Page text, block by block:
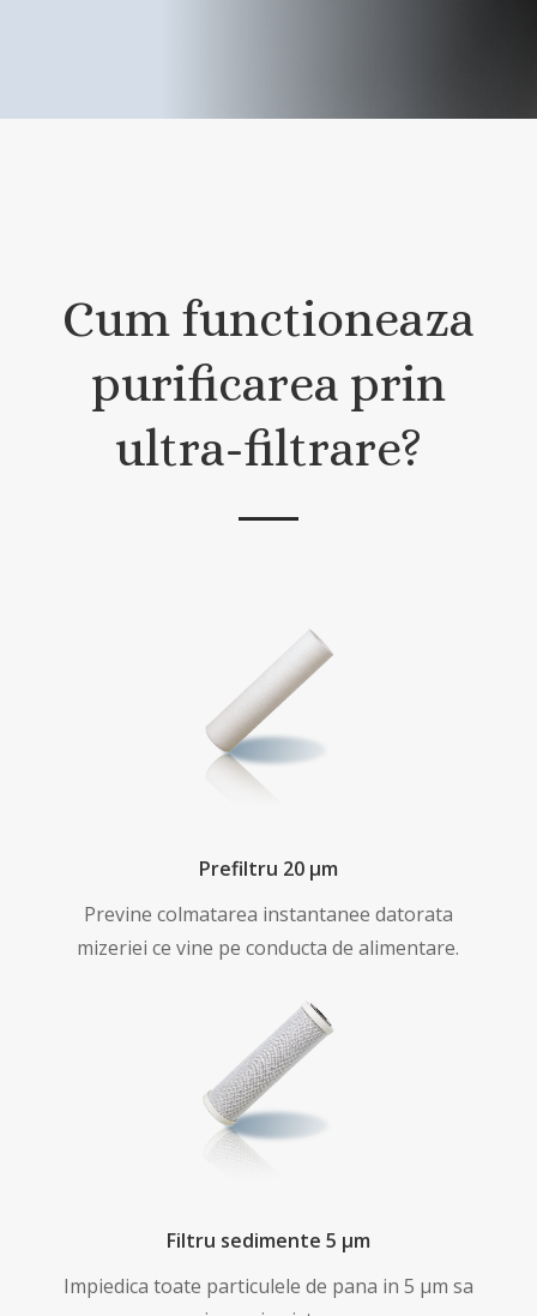
Cum functioneaza
purificarea prin
ultra-filtrare?
Prefiltru 20 μm
Previne colmatarea instantanee datorata
mizeriei ce vine pe conducta de alimentare.
Filtru sedimente 5 μm
Impiedica toate particulele de pana in 5 μm sa